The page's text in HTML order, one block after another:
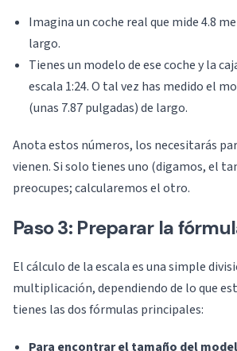
Imagina un coche real que mide 4.8
largo.
Tienes un modelo de ese coche y la
escala 1:24. O tal vez has medido el
(unas 7.87 pulgadas) de largo.
Anota estos números, los necesitarás
vienen. Si solo tienes uno (digamos, el
preocupes; calcularemos el otro.
Paso 3: Preparar la
El cálculo de la escala es una simple
multiplicación, dependiendo de lo que
tienes las dos fórmulas principales:
Para encontrar el tamaño del